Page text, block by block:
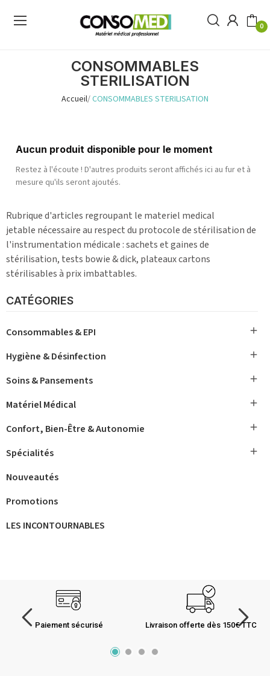
0
CONSOMMABLES
STERILISATION
Accueil CONSOMMABLES STERILISATION
CATÉGORIES
Consommables & EPI 
Hygiène & Désinfection 
Soins & Pansements 
Matériel Médical 
Confort, Bien-Être & Autonomie 
Spécialités 
Nouveautés
Promotions
LES INCONTOURNABLES
Aucun produit disponible pour le moment
Restez à l'écoute ! D'autres produits seront affichés ici au fur et à
mesure qu'ils seront ajoutés.
Rubrique d'articles regroupant le materiel medical
jetable nécessaire au respect du protocole de stérilisation de
l'instrumentation médicale : sachets et gaines de
stérilisation, tests bowie & dick, plateaux cartons
stérilisables à prix imbattables.
Paiement sécurisé Livraison offerte dès 150€ TTC